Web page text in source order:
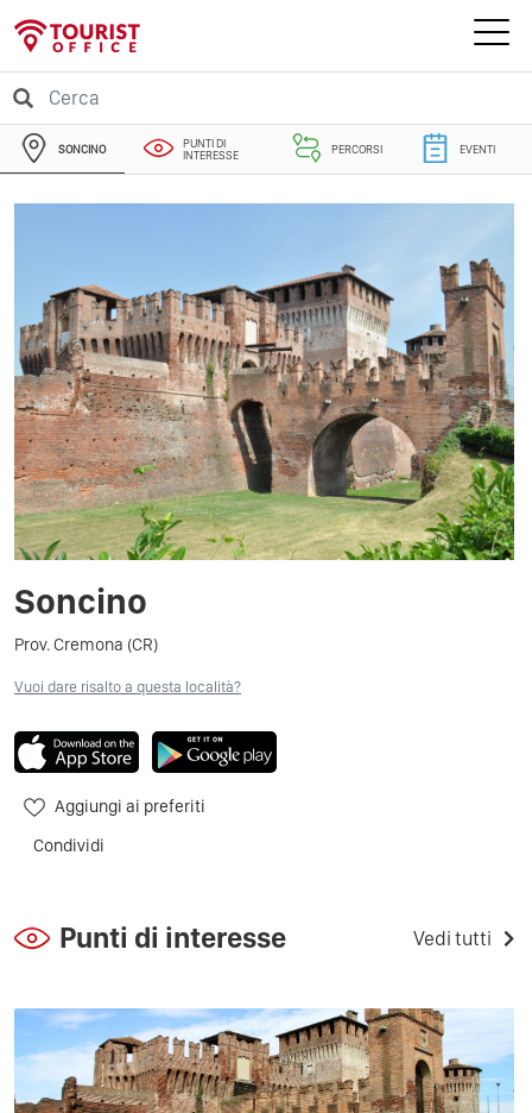
SONCINO
PUNTI DI
INTERESSE
PERCORSI EVENTI
Soncino
Prov. Cremona (CR)
Vuoi dare risalto a questa località?
Aggiungi ai preferiti
Condividi
Punti di interesse Vedi tutti